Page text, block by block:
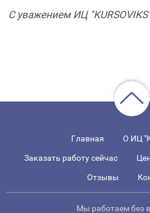
С уважением ИЦ
Главная О ИЦ
Заказать работу сейчас
Отзывы
Мы работаем без